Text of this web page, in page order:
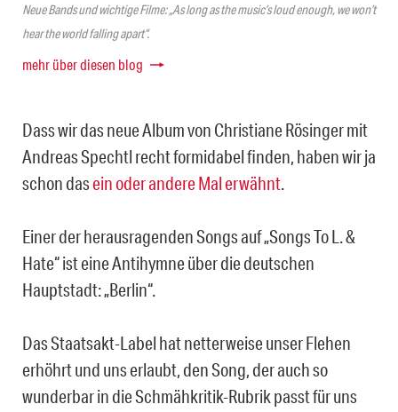
Neue Bands und wichtige Filme: „As long as the music’s loud enough, we won’t
hear the world falling apart“.
mehr über diesen blog
Dass wir das neue Album von Christiane Rösinger mit
Andreas Spechtl recht formidabel finden, haben wir ja
schon dasein oder andere Mal erwähnt.
Einer der herausragenden Songs auf „Songs To L. &
Hate“ ist eine Antihymne über die deutschen
Hauptstadt: „Berlin“.
Das Staatsakt-Label hat netterweise unser Flehen
erhöhrt und uns erlaubt, den Song, der auch so
wunderbar in die Schmähkritik-Rubrik passt für uns